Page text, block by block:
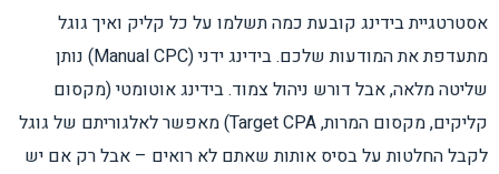
אסטרטגיית בידינג קובעת כמה תשלמו על כל קליק ואיך גוגל
מתעדפת את המודעות שלכם. בידינג ידני (Manual CPC) נותן
שליטה מלאה, אבל דורש ניהול צמוד. בידינג אוטומטי (מקסום
קליקים, מקסום המרות, Target CPA) מאפשר לאלגוריתם של גוגל
לקבל החלטות על בסיס אותות שאתם לא רואים – אבל רק אם יש